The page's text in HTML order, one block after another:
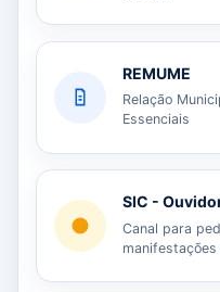
REMUME
Relação
Essenciais
SIC -
Canal para